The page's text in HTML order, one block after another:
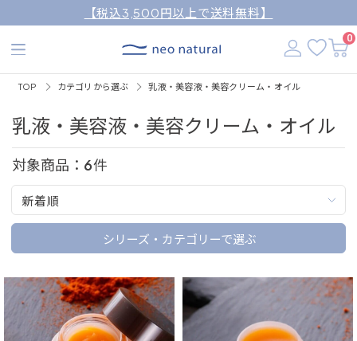
【税込3,500円以上で送料無料】
0
TOP カテゴリから選ぶ 乳液・美容液・美容クリーム・オイル
乳液・美容液・美容クリーム・オイル
対象商品： 6件
新着順
シリーズ・カテゴリーで選ぶ